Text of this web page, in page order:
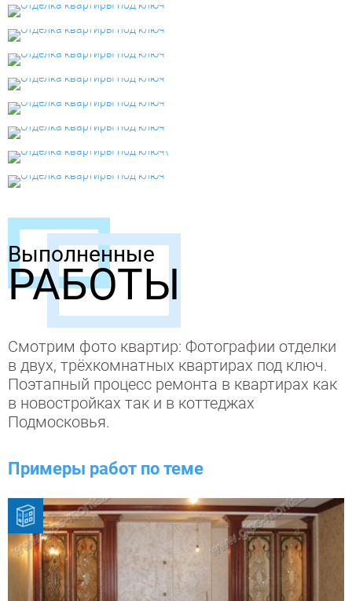
Выполненные
РАБОТЫ
Смотрим фото квартир: Фотографии отделки
в двух, трёхкомнатных квартирах под ключ.
Поэтапный процесс ремонта в квартирах как
в новостройках так и в коттеджах
Подмосковья.
Примеры работ по теме